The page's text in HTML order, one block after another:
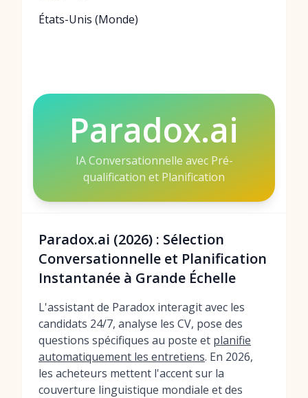
États-Unis (Monde)
Paradox.ai
IA Conversationnelle avec Pré-
qualification et Planification
Paradox.ai (2026) : Sélection
Conversationnelle et Planification
Instantanée à Grande Échelle
L'assistant de Paradox interagit avec les
candidats 24/7, analyse les CV, pose des
questions spécifiques au poste et planifie
automatiquement les entretiens. En 2026,
les acheteurs mettent l'accent sur la
couverture linguistique mondiale et des